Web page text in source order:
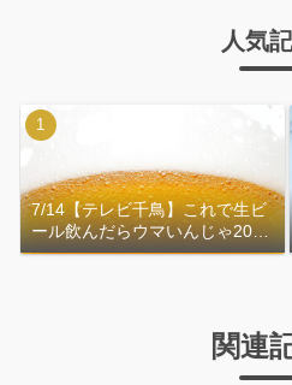
人気
7/14【テレビ千鳥】これで生ビ
ール飲んだらウマいんじゃ2026
｜おおよその作り方
関連